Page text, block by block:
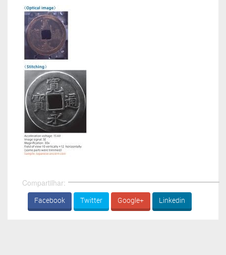
Compartilhar:
Facebook Twitter Google+ Linkedin